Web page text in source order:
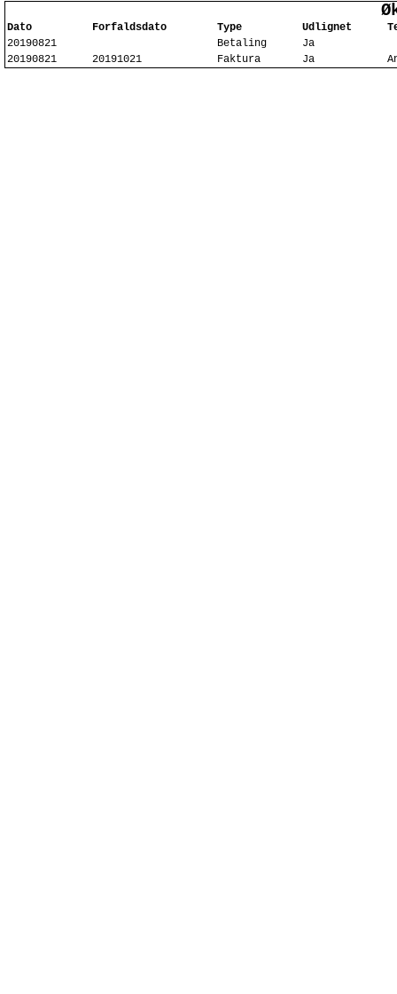
Dato Forfaldsdato Type Udlignet
20190821
Betaling
Ja
20190821
20191021 Faktura Ja